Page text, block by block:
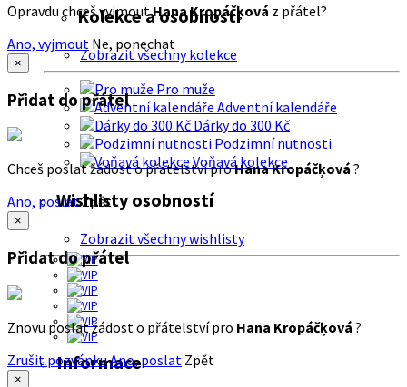
Kolekce a osobnosti
Zobrazit všechny kolekce
Pro muže
Adventní kalendáře
Dárky do 300 Kč
Podzimní nutnosti
Voňavá kolekce
Wishlisty osobností
Zobrazit všechny wishlisty
Informace
Opravdu chceš vyjmoutHana Kropáčķová z přátel?
Ano, vyjmout Ne, ponechat
×
Přidat do přátel
Chceš poslat žádost o přátelství proHana Kropáčķová ?
Ano, poslatZpět
×
Přidat do přátel
Znovu poslat žádost o přátelství pro Hana Kropáčķová ?
Zrušit pozvánkuAno, poslat Zpět
×